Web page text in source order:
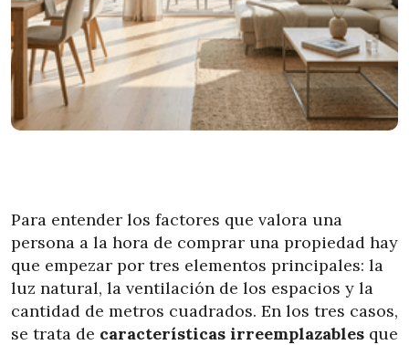
Para entender los factores que valora una
persona a la hora de comprar una propiedad hay
que empezar por tres elementos principales: la
luz natural, la ventilación de los espacios y la
cantidad de metros cuadrados. En los tres casos,
se trata de características irreemplazables que